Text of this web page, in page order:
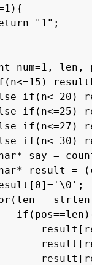
"1";
num=1, len,
if(n<=20)
if(n<=25)
if(n<=27)
if(n<=30)
say =
result =
=